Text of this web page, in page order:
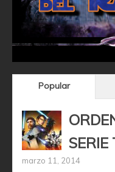
Popular
SERIE
marzo 11, 2014